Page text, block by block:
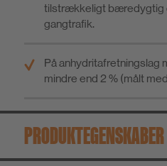
tilstrækkeligt bæredygtig
gangtrafik.
På anhydritafretningslag
mindre end 2 % (målt
PRODUKTEGENSKABER